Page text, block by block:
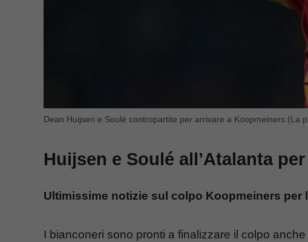
Dean Huijsen e Soulé contropartite per arrivare a Koopmeiners (La
Huijsen e Soulé all’Atalanta
Ultimissime notizie sul colpo Koopmeiners per
I bianconeri sono pronti a finalizzare il colpo